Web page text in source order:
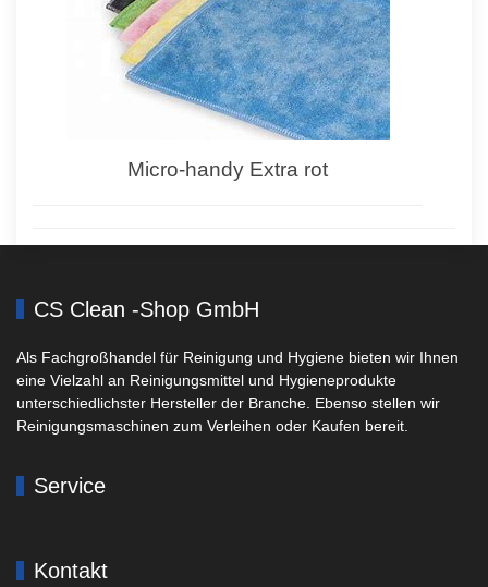
Micro-handy Extra rot
CS Clean -Shop GmbH
Als Fachgroßhandel für Reinigung und Hygiene bieten wir Ihnen
eine Vielzahl an Reinigungsmittel und Hygieneprodukte
unterschiedlichster Hersteller der Branche. Ebenso stellen wir
Reinigungsmaschinen zum Verleihen oder Kaufen bereit.
Service
Kontakt